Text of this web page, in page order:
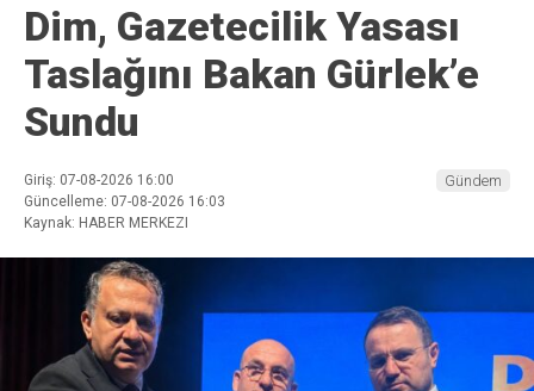
Dim, Gazetecilik Yasası
Taslağını Bakan Gürlek’e
Sundu
Giriş: 07-08-2026 16:00
Güncelleme: 07-08-2026 16:03
Kaynak: HABER MERKEZI
Gündem